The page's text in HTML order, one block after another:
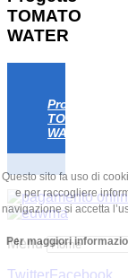
TOMATO
WATER
Progetto
TOMATO
WATER
Menu
TwitterFacebook
Questo sito fa uso di
e per raccogliere
navigazione si accetta
Per maggiori